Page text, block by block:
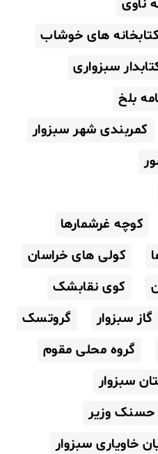
ناوی
کتابخانه های خوشاب
سبزواری
بلخ
کمربندی شهر سبزوار
کوچه غرشمارها
کولی های خراسان
کوی نقابشک
گاز سبزوار
گروتسک
گروه محلی مقوم
سبزوار
حسنک وزیر
خاویاری سبزوار